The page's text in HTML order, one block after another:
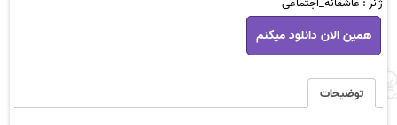
دانلود
رمان
نامتقارن
اثر
همین الان دانلود میکنم
توضیحات